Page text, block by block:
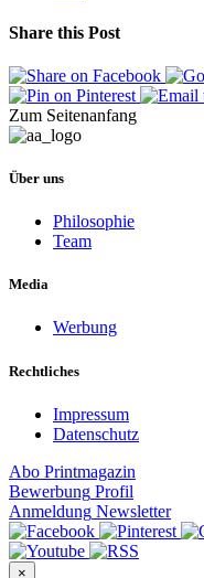
Share this Post
Zum Seitenanfang
Über uns
Philosophie
Team
Media
Werbung
Rechtliches
Impressum
Datenschutz
Abo Printmagazin
Bewerbung Profil
Anmeldung Newsletter
×